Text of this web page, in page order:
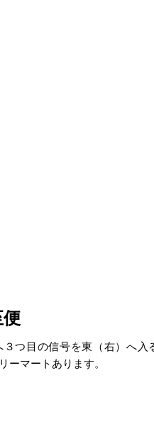
つ目の信号を東（右）へ
ーマートあります。